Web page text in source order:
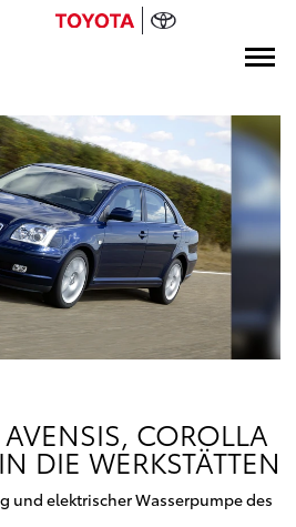
COROLLA
DIE WERKSTÄTTEN
und elektrischer Wasserpumpe des